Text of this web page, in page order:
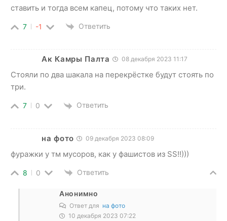
ставить и тогда всем капец, потому что таких нет.
7 -1 Ответить
Ак Камры Палта 08 декабря 2023 11:17
Стояли по два шакала на перекрёстке будут стоять по
три.
7 0 Ответить
на фото 09 декабря 2023 08:09
фуражки у тм мусоров, как у фашистов из SS!!)))
8 0 Ответить
Анонимно
Ответ для на фото
10 декабря 2023 07:22